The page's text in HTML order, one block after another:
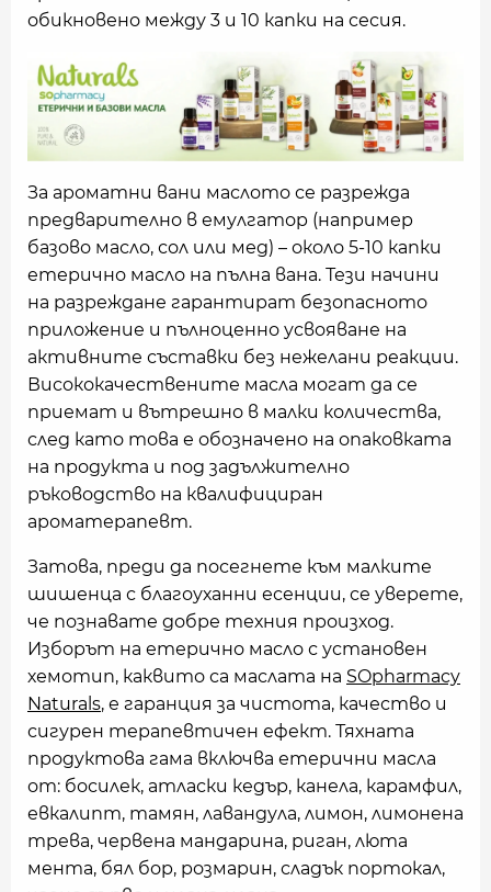
обикновено между 3 и 10 капки на сесия.
За ароматни вани маслото се разрежда
предварително в емулгатор (например
базово масло, сол или мед) – около 5-10 капки
етерично масло на пълна вана. Тези начини
на разреждане гарантират безопасното
приложение и пълноценно усвояване на
активните съставки без нежелани реакции.
Висококачествените масла могат да се
приемат и вътрешно в малки количества,
след като това е обозначено на опаковката
на продукта и под задължително
ръководство на квалифициран
ароматерапевт.
Затова, преди да посегнете към малките
шишенца с благоуханни есенции, се уверете,
че познавате добре техния произход.
Изборът на етерично масло с установен
хемотип, каквито са маслата на SOpharmacy
Naturals, е гаранция за чистота, качество и
сигурен терапевтичен ефект. Тяхната
продуктова гама включва етерични масла
от: босилек, атласки кедър, канела, карамфил,
евкалипт, тамян, лавандула, лимон, лимонена
трева, червена мандарина, риган, люта
мента, бял бор, розмарин, сладък портокал,